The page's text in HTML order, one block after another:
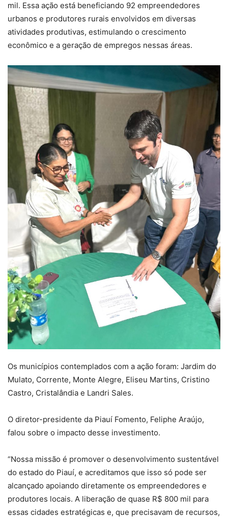
mil. Essa ação está beneficiando 92 empreendedores
urbanos e produtores rurais envolvidos em diversas
atividades produtivas, estimulando o crescimento
econômico e a geração de empregos nessas áreas.
Os municípios contemplados com a ação foram: Jardim do
Mulato, Corrente, Monte Alegre, Eliseu Martins, Cristino
Castro, Cristalândia e Landri Sales.
O diretor-presidente da Piauí Fomento, Feliphe Araújo,
falou sobre o impacto desse investimento.
“Nossa missão é promover o desenvolvimento sustentável
do estado do Piauí, e acreditamos que isso só pode ser
alcançado apoiando diretamente os empreendedores e
produtores locais. A liberação de quase R$ 800 mil para
essas cidades estratégicas e, que precisavam de recursos,